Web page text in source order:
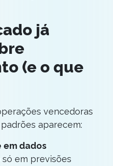
já
(e o que
vencedoras
aparecem:
em dados
só em previsões